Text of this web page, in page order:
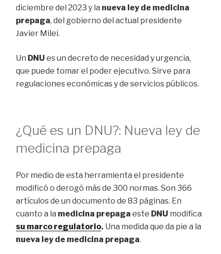
diciembre del 2023 y la nueva ley de medicina
prepaga, del gobierno del actual presidente
Javier Milei.
Un DNU es un decreto de necesidad y urgencia,
que puede tomar el poder ejecutivo. Sirve para
regulaciones económicas y de servicios públicos.
¿Qué es un DNU?: Nueva ley de
medicina prepaga
Por medio de esta herramienta el presidente
modificó o derogó más de 300 normas. Son 366
artículos de un documento de 83 páginas. En
cuanto a la medicina prepaga este DNU modifica
su marco regulatorio. Una medida que da pie a la
nueva ley de medicina prepaga.